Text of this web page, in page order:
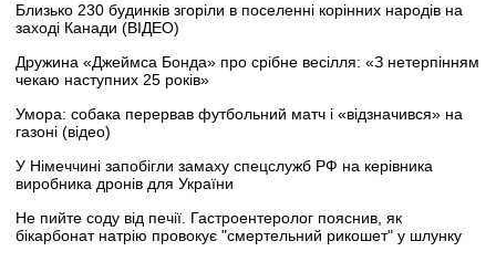
Близько 230 будинків згоріли в поселенні корінних народів на
заході Канади (ВІДЕО)
Дружина «Джеймса Бонда» про срібне весілля: «З нетерпінням
чекаю наступних 25 років»
Умора: собака перервав футбольний матч і «відзначився» на
газоні (відео)
У Німеччині запобігли замаху спецслужб РФ на керівника
виробника дронів для України
Не пийте соду від печії. Гастроентеролог пояснив, як
бікарбонат натрію провокує "смертельний рикошет" у шлунку